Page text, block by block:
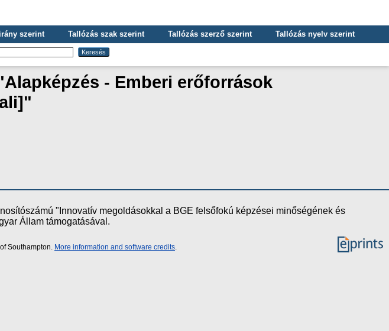
szerint Tallózás szak szerint Tallózás szerző szerint
Tallózás nyelv szerint
- Emberi erőforrások
"Innovatív megoldásokkal a BGE felsőfokú képzései minőségének és
Állam támogatásával.
Southampton. More information and software credits